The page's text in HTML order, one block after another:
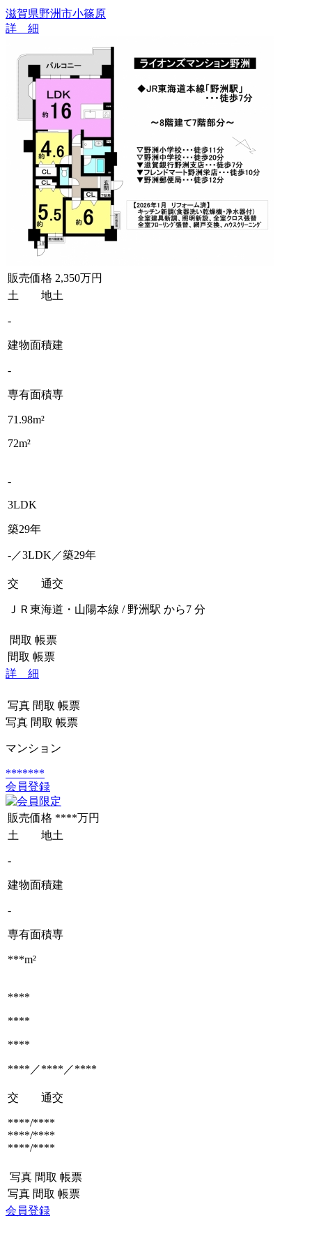
滋賀県野洲市小篠原
詳 細
販売価格 2,350万円
土 地土
-
建物面積建
-
専有面積専
71.98m²
72m²
-
3LDK
築29年
-／3LDK／築29年
交 通交
ＪＲ東海道・山陽本線 / 野洲駅 から7 分
間取 帳票
間取 帳票
詳 細
写真 間取 帳票
写真 間取 帳票
マンション
*******
会員登録
販売価格 ****万円
土 地土
-
建物面積建
-
専有面積専
***m²
****
****
****
****／****／****
交 通交
****/****
****/****
****/****
写真 間取 帳票
写真 間取 帳票
会員登録